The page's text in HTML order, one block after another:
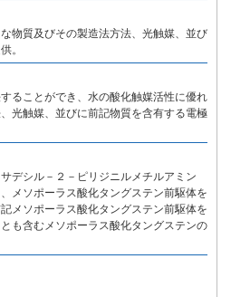
物質及びその製造法方法、光触媒、並び
。
ることができ、水の酸化触媒活性に優れ
光触媒、並びに前記物質を含有する電極
デシル－２－ピリジニルメチルアミン
メソポーラス酸化タングステン前駆体を
メソポーラス酸化タングステン前駆体を
も含むメソポーラス酸化タングステンの